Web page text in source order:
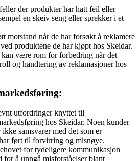
der produkter har hatt feil eller
en skeiv seng eller sprekker i et
motstand når de har forsøkt å reklamere
produktene de har kjøpt hos Skeidar.
kan være rom for forbedring når det
og håndtering av reklamasjoner hos
utfordringer knyttet til
hos Skeidar. Noen kunder
samsvarer med det som er
ført til forvirring og misnøye.
for tydeligere kommunikasjon
å unngå misforståelser blant